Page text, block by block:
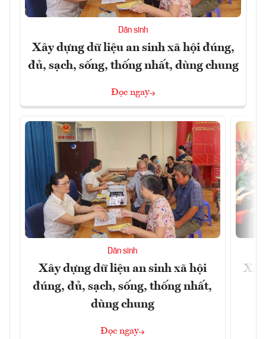
Dân sinh
Xây dựng dữ liệu an sinh xã hội đúng,
đủ, sạch, sống, thống nhất, dùng chung
Đọc ngay
Dân sinh
Xây dựng dữ liệu an sinh xã hội
đúng, đủ, sạch, sống, thống nhất,
dùng chung
Đọc ngay